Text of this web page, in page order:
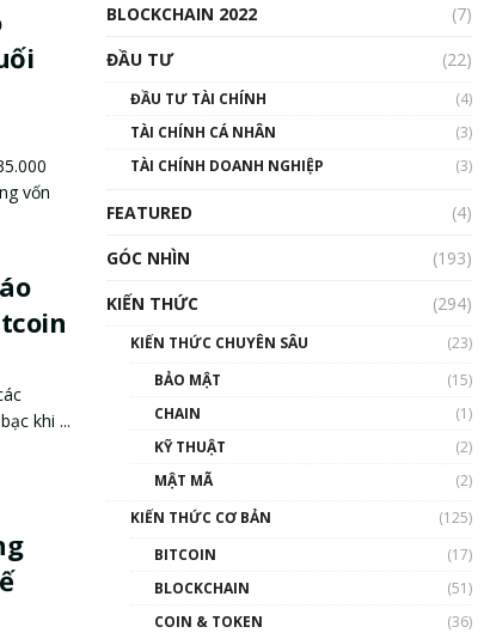
vốn
khi ...
BLOCKCHAIN 2022
(7)
ĐẦU TƯ
(22)
ĐẦU TƯ TÀI CHÍNH
(4)
TÀI CHÍNH CÁ NHÂN
(3)
TÀI CHÍNH DOANH NGHIỆP
(3)
FEATURED
(4)
GÓC NHÌN
(193)
KIẾN THỨC
(294)
KIẾN THỨC CHUYÊN SÂU
(23)
BẢO MẬT
(15)
CHAIN
(1)
KỸ THUẬT
(2)
MẬT MÃ
(2)
KIẾN THỨC CƠ BẢN
(125)
BITCOIN
(17)
BLOCKCHAIN
(51)
COIN & TOKEN
(36)